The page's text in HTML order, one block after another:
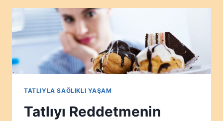
DOĞRU
MU?
TATLIYLA SAĞLIKLI YAŞAM
Tatlıyı Reddetmenin